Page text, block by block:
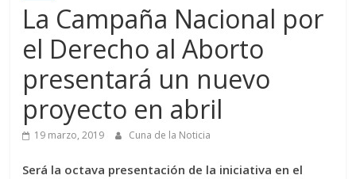
La Campaña Nacional por
el Derecho al Aborto
presentará un nuevo
proyecto en abril
19 marzo, 2019 Cuna de la Noticia
Será la octava presentación de la iniciativa en el